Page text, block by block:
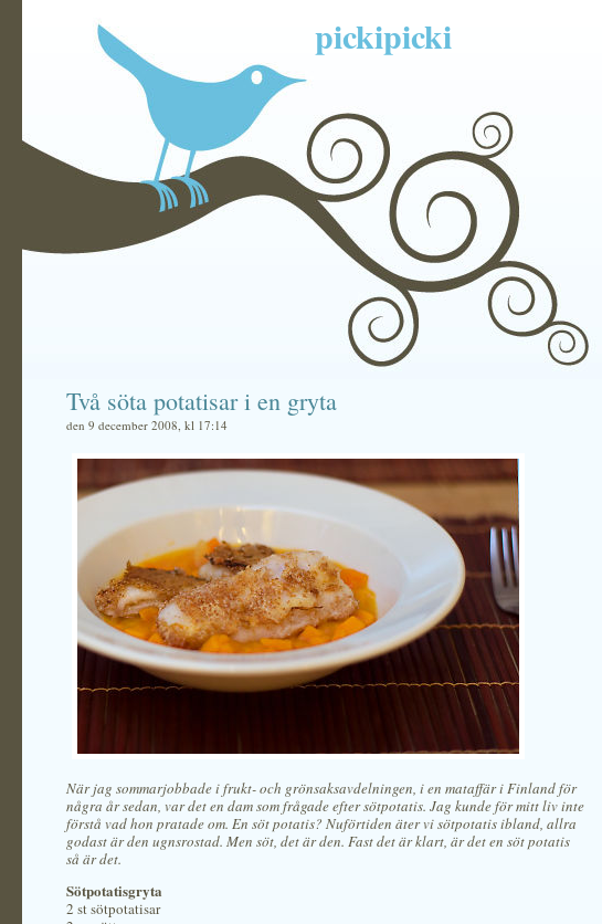
pickipicki
Två söta potatisar i en gryta
den 9 december 2008, kl 17:14
När jag sommarjobbade i frukt- och grönsaksavdelningen, i en mataffär i Finland för
några år sedan, var det en dam som frågade efter sötpotatis. Jag kunde för mitt liv inte
förstå vad hon pratade om. En söt potatis? Nuförtiden äter vi sötpotatis ibland, allra
godast är den ugnsrostad. Men söt, det är den. Fast det är klart, är det en söt potatis
så är det.
Sötpotatisgryta
2 st sötpotatisar